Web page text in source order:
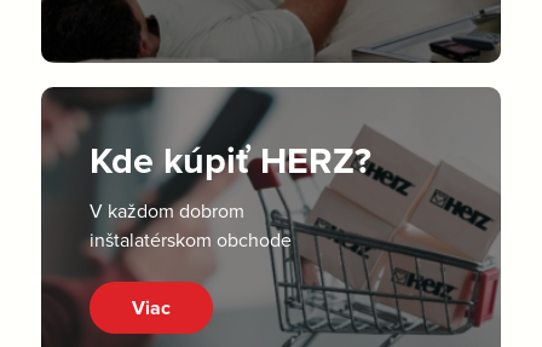
Kde kúpiť HERZ?
V každom dobrom
inštalatérskom obchode
Viac